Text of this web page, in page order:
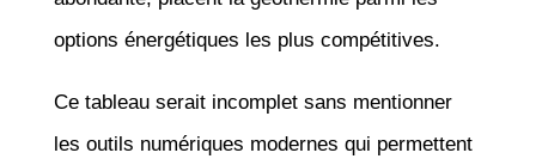
options énergétiques les plus compétitives.
Ce tableau serait incomplet sans mentionner
les outils numériques modernes qui permettent